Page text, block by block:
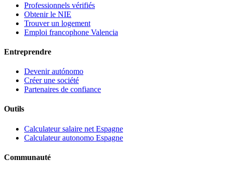
Professionnels vérifiés
Obtenir le NIE
Trouver un logement
Emploi francophone Valencia
Entreprendre
Devenir autónomo
Créer une société
Partenaires de confiance
Outils
Calculateur salaire net Espagne
Calculateur autonomo Espagne
Communauté